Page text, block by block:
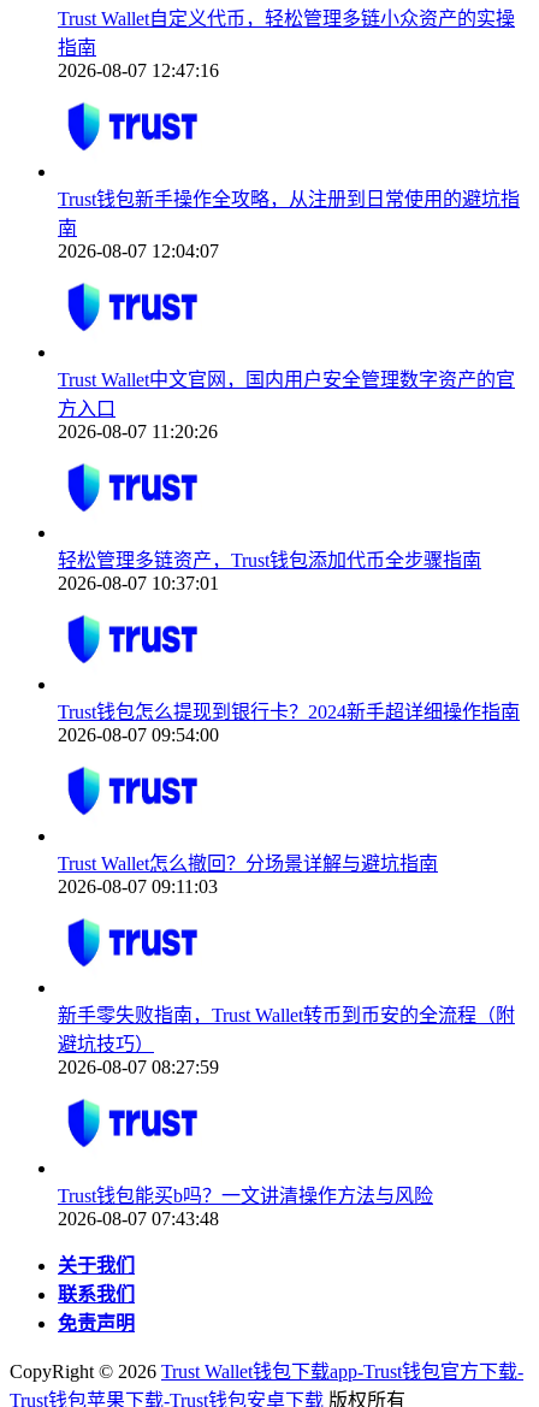
Trust Wallet自定义代币，轻松管理多链小众资产的实操
指南
2026-08-07 12:47:16
Trust钱包新手操作全攻略，从注册到日常使用的避坑指
南
2026-08-07 12:04:07
Trust Wallet中文官网，国内用户安全管理数字资产的官
方入口
2026-08-07 11:20:26
轻松管理多链资产，Trust钱包添加代币全步骤指南
2026-08-07 10:37:01
Trust钱包怎么提现到银行卡？2024新手超详细操作指南
2026-08-07 09:54:00
Trust Wallet怎么撤回？分场景详解与避坑指南
2026-08-07 09:11:03
新手零失败指南，Trust Wallet转币到币安的全流程（附
避坑技巧）
2026-08-07 08:27:59
Trust钱包能买b吗？一文讲清操作方法与风险
2026-08-07 07:43:48
关于我们
联系我们
免责声明
CopyRight © 2026 Trust Wallet钱包下载app-Trust钱包官方下载-
Trust钱包苹果下载-Trust钱包安卓下载 版权所有